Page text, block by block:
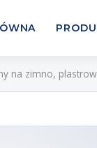
na zimno,